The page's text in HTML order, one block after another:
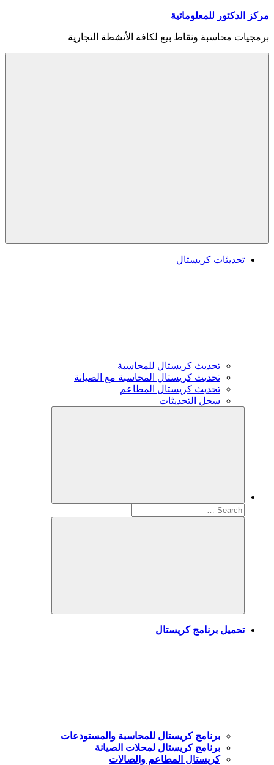
Skip
content
مركز الدكتور للمعلوماتية
برمجيات محاسبة ونقاط بيع لكافة الأنشطة التجارية
تحديثات كريستال
تحديث كريستال للمحاسبة
تحديث كريستال المحاسبة مع الصيانة
تحديث كريستال المطاعم
سجل التحديثات
Search
for:
Search
تحميل برنامج كريستال
برنامج كريستال للمحاسبة والمستودعات
برنامج كريستال لمحلات الصيانة
كريستال المطاعم والصالات